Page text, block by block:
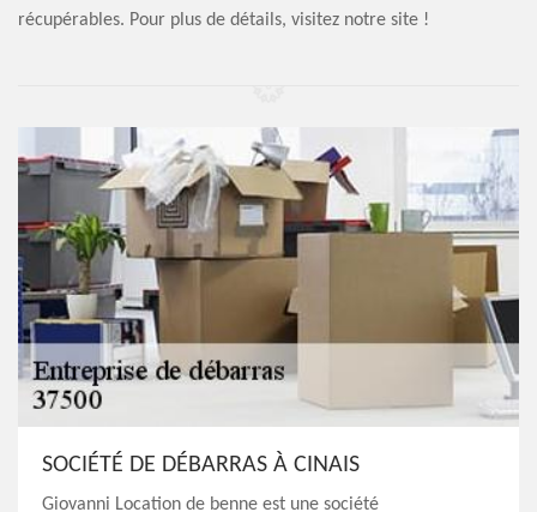
récupérables. Pour plus de détails, visitez notre site !
SOCIÉTÉ DE DÉBARRAS À CINAIS
Giovanni Location de benne est une société